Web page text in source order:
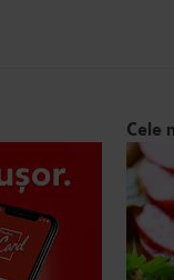
Cele